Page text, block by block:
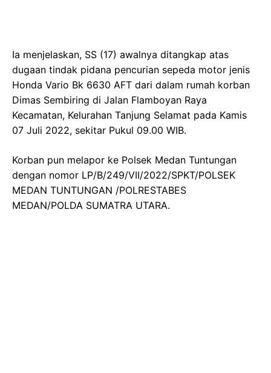
Ia menjelaskan, SS (17) awalnya ditangkap atas
dugaan tindak pidana pencurian sepeda motor jenis
Honda Vario Bk 6630 AFT dari dalam rumah korban
Dimas Sembiring di Jalan Flamboyan Raya
Kecamatan, Kelurahan Tanjung Selamat pada Kamis
07 Juli 2022, sekitar Pukul 09.00 WIB.
Korban pun melapor ke Polsek Medan Tuntungan
dengan nomor LP/B/249/VII/2022/SPKT/POLSEK
MEDAN TUNTUNGAN /POLRESTABES
MEDAN/POLDA SUMATRA UTARA.